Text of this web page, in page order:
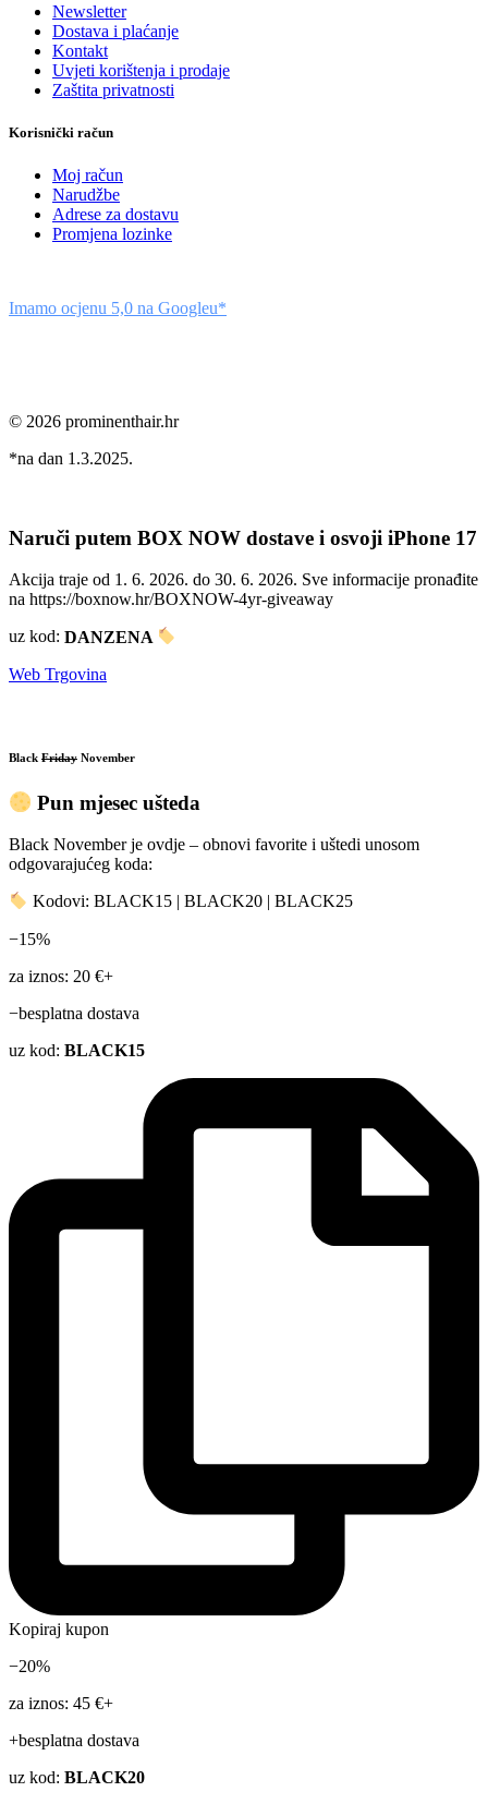
Newsletter
Dostava i plaćanje
Kontakt
Uvjeti korištenja i prodaje
Zaštita privatnosti
Korisnički račun
Moj račun
Narudžbe
Adrese za dostavu
Promjena lozinke
Imamo ocjenu 5,0 na Googleu*
© 2026 prominenthair.hr
*na dan 1.3.2025.
Naruči putem BOX NOW dostave i osvoji iPhone 17
Akcija traje od 1. 6. 2026. do 30. 6. 2026. Sve informacije pronađite
na https://boxnow.hr/BOXNOW-4yr-giveaway
uz kod: DANZENA
Web Trgovina
Black Friday November
Pun mjesec ušteda
Black November je ovdje – obnovi favorite i uštedi unosom
odgovarajućeg koda:
Kodovi: BLACK15 | BLACK20 | BLACK25
−15%
za iznos: 20 €+
−besplatna dostava
uz kod: BLACK15
Kopiraj kupon
−20%
za iznos: 45 €+
+besplatna dostava
uz kod: BLACK20